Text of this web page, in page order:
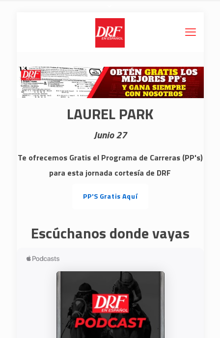
LAUREL PARK
Junio 27
Te ofrecemos Gratis el Programa de Carreras (PP's)
para esta jornada cortesía de DRF
PP'S Gratis Aquí
Escúchanos donde vayas